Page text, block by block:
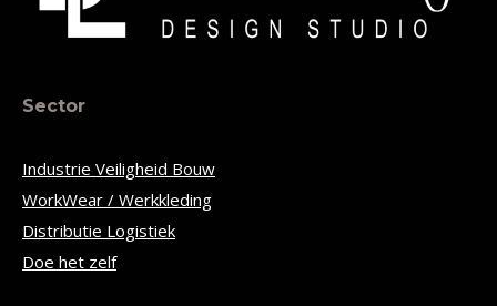
Sector
Industrie Veiligheid Bouw
WorkWear / Werkkleding
Distributie Logistiek
Doe het zelf